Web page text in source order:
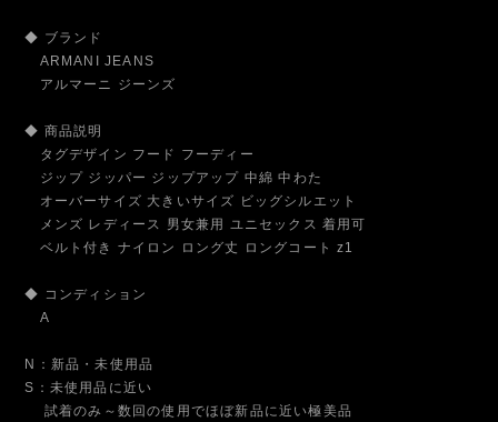
◆ ブランド
ARMANI JEANS
アルマーニ ジーンズ
◆ 商品説明
タグデザイン フード フーディー
ジップ ジッパー ジップアップ 中綿 中わた
オーバーサイズ 大きいサイズ ビッグシルエット
メンズ レディース 男女兼用 ユニセックス 着用可
ベルト付き ナイロン ロング丈 ロングコート z1
◆ コンディション
A
N：新品・未使用品
S：未使用品に近い
試着のみ～数回の使用でほぼ新品に近い極美品